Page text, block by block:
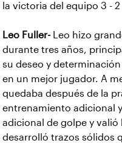
la victoria del equipo 3 - 2
Leo Fuller- Leo hizo
durante tres años,
su deseo y
en un mejor jugador. A
quedaba después de la
entrenamiento adicional
adicional de golpe y valió
desarrolló trazos sólidos